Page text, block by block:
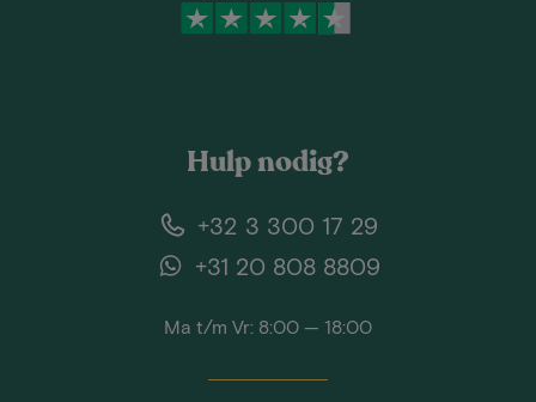
Hulp nodig?
+32 3 300 17 29
+31 20 808 8809
Ma t/m Vr: 8:00 — 18:00